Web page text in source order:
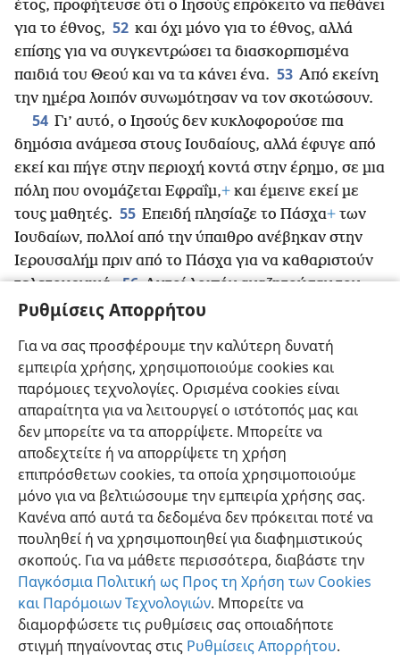
Ρυθμίσεις Απορρήτου
Για να σας προσφέρουμε την καλύτερη δυνατή
εμπειρία χρήσης, χρησιμοποιούμε cookies και
παρόμοιες τεχνολογίες. Ορισμένα cookies είναι
απαραίτητα για να λειτουργεί ο ιστότοπός μας και
δεν μπορείτε να τα απορρίψετε. Μπορείτε να
αποδεχτείτε ή να απορρίψετε τη χρήση
επιπρόσθετων cookies, τα οποία χρησιμοποιούμε
μόνο για να βελτιώσουμε την εμπειρία χρήσης σας.
Κανένα από αυτά τα δεδομένα δεν πρόκειται ποτέ να
πουληθεί ή να χρησιμοποιηθεί για διαφημιστικούς
σκοπούς. Για να μάθετε περισσότερα, διαβάστε την
Παγκόσμια Πολιτική ως Προς τη Χρήση των Cookies
και Παρόμοιων Τεχνολογιών. Μπορείτε να
διαμορφώσετε τις ρυθμίσεις σας οποιαδήποτε
στιγμή πηγαίνοντας στις Ρυθμίσεις Απορρήτου.
έτος, προφήτευσε ότι ο Ιησούς επρόκειτο να πεθάνει
για το έθνος, 52 και όχι μόνο για το έθνος, αλλά
επίσης για να συγκεντρώσει τα διασκορπισμένα
παιδιά του Θεού και να τα κάνει ένα. 53 Από εκείνη
την ημέρα λοιπόν συνωμότησαν να τον σκοτώσουν.
54 Γι’ αυτό, ο Ιησούς δεν κυκλοφορούσε πια
δημόσια ανάμεσα στους Ιουδαίους, αλλά έφυγε από
εκεί και πήγε στην περιοχή κοντά στην έρημο, σε μια
πόλη που ονομάζεται Εφραΐμ,+ και έμεινε εκεί με
τους μαθητές. 55 Επειδή πλησίαζε το Πάσχα+ των
Ιουδαίων, πολλοί από την ύπαιθρο ανέβηκαν στην
Ιερουσαλήμ πριν από το Πάσχα για να καθαριστούν
τελετουργικά. 56 Αυτοί λοιπόν αναζητούσαν τον
Ιησού και έλεγαν ο ένας στον άλλον καθώς
έρθει καθόλου στη γιορτή;» 57 Ωστόσο, οι
πρωθιερείς και οι Φαρισαίοι είχαν δώσει εντολές, αν
κανείς μάθαινε πού ήταν ο Ιησούς, να το αναφέρει
για να τον πιάσουν.
Ελληνική Κοινή Χρήση Προτιμήσεις
Copyright © 2026 Watch Tower Bible and Tract Society of Pennsylvania
Όροι Χρήσης Πολιτική Απορρήτου
Ρυθμίσεις Απορρήτου
JW.ORG
Σύνδεση